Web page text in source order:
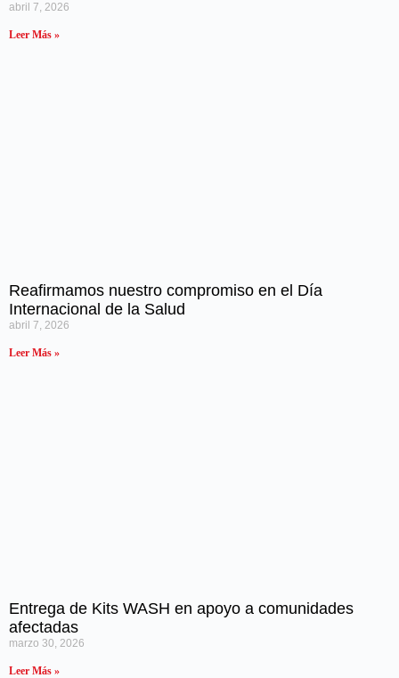
abril 7, 2026
Leer Más »
Reafirmamos nuestro compromiso en el Día
Internacional de la Salud
abril 7, 2026
Leer Más »
Entrega de Kits WASH en apoyo a comunidades
afectadas
marzo 30, 2026
Leer Más »